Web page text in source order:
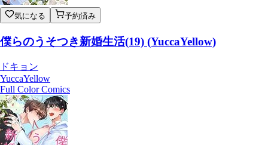
気になる 予約済み
僕らのうそつき新婚生活(19) (YuccaYellow)
ドキョン
YuccaYellow
Full Color Comics